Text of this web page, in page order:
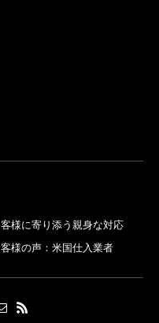
様に寄り添う親身な対応
様の声：米国仕入業者